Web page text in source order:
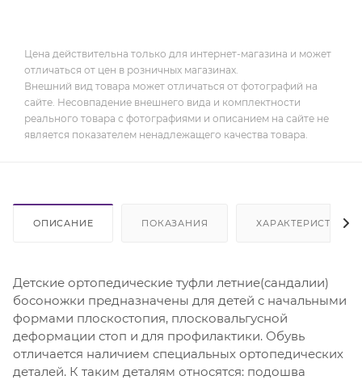
Цена действительна только для интернет-магазина и может
отличаться от цен в розничных магазинах.
Внешний вид товара может отличаться от фотографий на
сайте. Несовпадение внешнего вида и комплектности
реального товара с фотографиями и описанием на сайте не
является показателем ненадлежащего качества товара.
ОПИСАНИЕ ПОКАЗАНИЯ ХАРАКТЕРИСТИКИ
Детские ортопедические туфли летние(сандалии)
босоножки предназначены для детей с начальными
формами плоскостопия, плосковальгусной
деформации стоп и для профилактики. Обувь
отличается наличием специальных ортопедических
деталей. К таким деталям относятся: подошва